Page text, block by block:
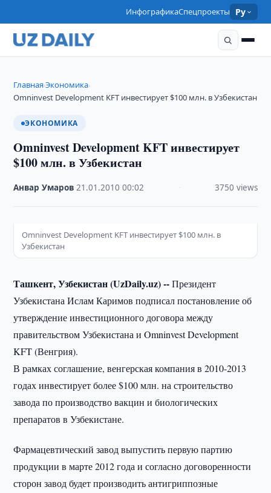
ИнфографикаСпецпроекты Ру
Главная›Экономика›
Omninvest Development KFT инвестирует $100 млн. в Узбекистан
ЭКОНОМИКА
Omninvest Development KFT инвестирует
$100 млн. в Узбекистан
Анвар Умаров ·21.01.2010 ·00:02 3750 views
Omninvest Development KFT инвестирует $100 млн. в
Узбекистан
Ташкент, Узбекистан (UzDaily.uz) --Президент
Узбекистана Ислам Каримов подписал постановление об
утверждение инвестиционного договора между
правительством Узбекистана и Omninvest Development
KFT (Венгрия).
В рамках соглашение, венгерская компания в 2010-2013
годах инвестирует более $100 млн. на строительство
завода по производство вакцин и биологических
препаратов в Узбекистане.
Фармацевтический завод выпустить первую партию
продукции в марте 2012 года и согласно договоренности
сторон завод будет производить антигриппозные